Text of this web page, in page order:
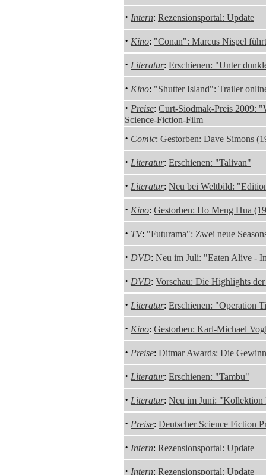
· Intern: Rezensionsportal: Update
· Kino: "Conan": Marcus Nispel
· Literatur: Erschienen: "Unter
· Kino: "Shutter Island": Trailer
· Preise: Curt-Siodmak-Preis 2009:
Science-Fiction-Film
· Comic: Gestorben: Dave Simons
· Literatur: Erschienen: "Talivan"
· Literatur: Neu bei Weltbild:
· Kino: Gestorben: Ho Meng Hua
· TV: "Futurama": Zwei neue
· DVD: Neu im Juli: "Eaten Alive -
· DVD: Vorschau: Die Highlights
· Literatur: Erschienen: "Operation
· Kino: Gestorben: Karl-Michael
· Preise: Ditmar Awards: Die
· Literatur: Erschienen: "Tambu"
· Literatur: Neu im Juni:
· Preise: Deutscher Science Fiction
· Intern: Rezensionsportal: Update
· Intern: Rezensionsportal: Update